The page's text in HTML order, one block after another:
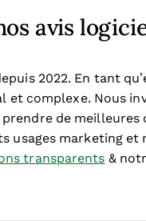
avis
2022. En tant
et complexe. Nous
de meilleures
usages marketing et
transparents &